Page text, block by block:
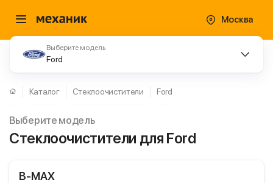
Москва
Выберите модель
Ford
Каталог Стеклоочистители Ford
Выберите модель
Стеклоочистители для Ford
B-MAX